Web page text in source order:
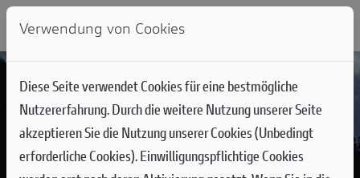
Verwendung von Cookies
Diese Seite verwendet Cookies für eine bestmögliche
Nutzererfahrung. Durch die weitere Nutzung unserer Seite
akzeptieren Sie die Nutzung unserer Cookies (Unbedingt
erforderliche Cookies). Einwilligungspflichtige Cookies